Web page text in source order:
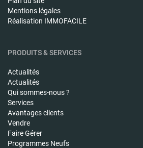
Mentions légales
Réalisation IMMOFACILE
PRODUITS & SERVICES
Actualités
Actualités
Qui sommes-nous ?
Services
Avantages clients
Vendre
Faire Gérer
Programmes Neufs